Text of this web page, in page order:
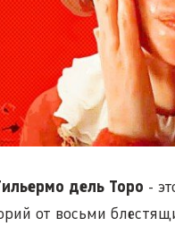
дель Торо -
от восьми